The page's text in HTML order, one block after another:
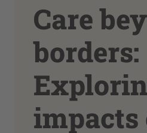
Care
borders:
impacts